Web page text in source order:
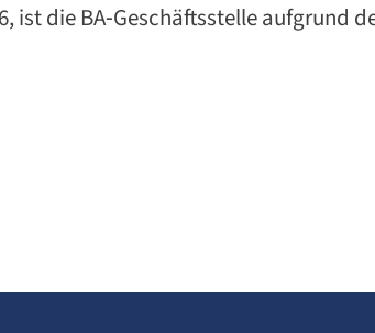
ist die BA‑Geschäftsstelle aufgrund